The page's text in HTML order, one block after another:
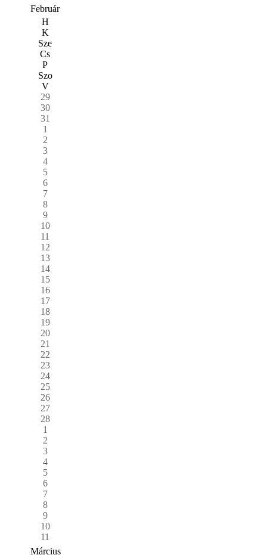
Február
H
K
Sze
Cs
P
Szo
V
29
30
31
1
2
3
4
5
6
7
8
9
10
11
12
13
14
15
16
17
18
19
20
21
22
23
24
25
26
27
28
1
2
3
4
5
6
7
8
9
10
11
Március